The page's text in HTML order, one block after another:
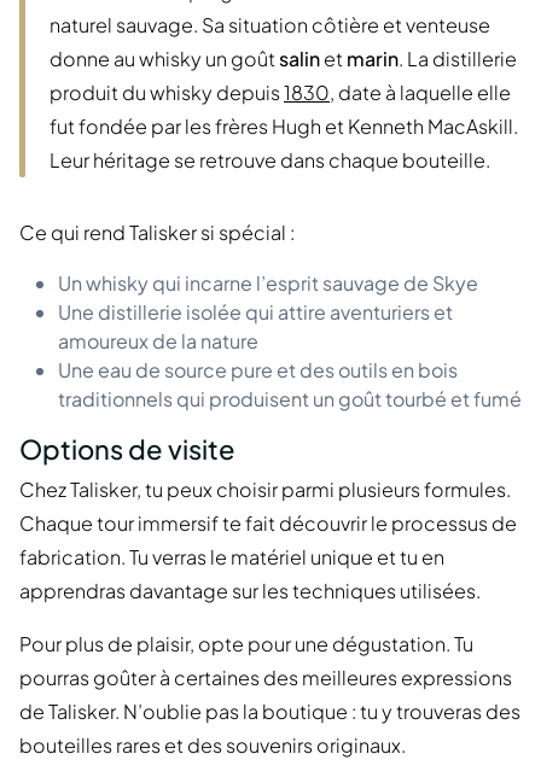
naturel sauvage. Sa situation côtière et venteuse
donne au whisky un goûtsalinetmarin. La distillerie
produit du whisky depuis1830, date à laquelle elle
fut fondée par les frères Hugh et Kenneth MacAskill.
Leur héritage se retrouve dans chaque bouteille.
Ce qui rend Talisker si spécial :
Un whisky qui incarne l’esprit sauvage de Skye
Une distillerie isolée qui attire aventuriers et
amoureux de la nature
Une eau de source pure et des outils en bois
traditionnels qui produisent un goût tourbé et fumé
Options de visite
Chez Talisker, tu peux choisir parmi plusieurs formules.
Chaque tour immersif te fait découvrir le processus de
fabrication. Tu verras le matériel unique et tu en
apprendras davantage sur les techniques utilisées.
Pour plus de plaisir, opte pour une dégustation. Tu
pourras goûter à certaines des meilleures expressions
de Talisker. N’oublie pas la boutique : tu y trouveras des
bouteilles rares et des souvenirs originaux.